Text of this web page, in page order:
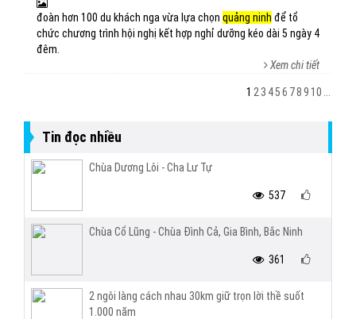
đoàn hơn 100 du khách nga vừa lựa chọn quảng ninh để tổ
chức chương trình hội nghị kết hợp nghỉ dưỡng kéo dài 5 ngày 4
đêm.
Xem chi tiết
1 2 3 456 789 10
Tin đọc nhiều
Chùa Dương Lôi - Cha Lư Tự
537
Chùa Cổ Lũng - Chùa Đình Cả, Gia Bình, Bắc Ninh
361
2 ngôi làng cách nhau 30km giữ trọn lời thề suốt
1.000 năm